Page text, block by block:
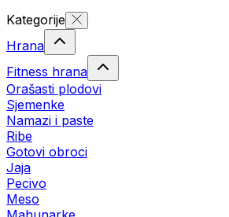
Kategorije
Hrana
Fitness hrana
Orašasti plodovi
Sjemenke
Namazi i paste
Ribe
Gotovi obroci
Jaja
Pecivo
Meso